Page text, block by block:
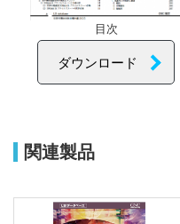
目次
ダウンロード
関連製品